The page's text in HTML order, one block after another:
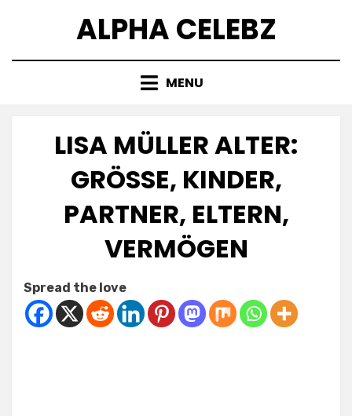
ALPHA CELEBZ
MENU
LISA MÜLLER ALTER:
GRÖSSE, KINDER, P
ARTNER, ELTERN, V
ERMÖGEN
on
Spread the love